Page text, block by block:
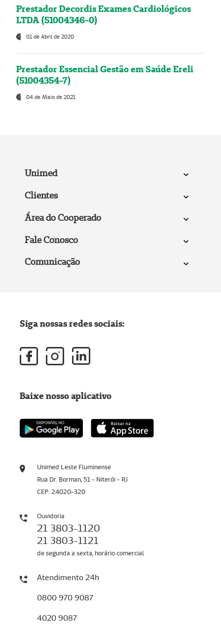
Prestador Decordis Exames Cardiológicos
LTDA (51004346-0)
01 de Abril de 2020
Prestador Essencial Gestão em Saúde Ereli
(51004354-7)
04 de Maio de 2021
Unimed
Clientes
Área do Cooperado
Fale Conosco
Comunicação
Unimed Leste Fluminense
Rua Dr. Borman, 51 - Niterói - RJ
CEP: 24020-320
Ouvidoria
21 3803-1120
21 3803-1121
de segunda a sexta, horário comercial
Atendimento 24h
0800 970 9087
4020 9087
Siga nossas redes sociais:
Baixe nosso aplicativo